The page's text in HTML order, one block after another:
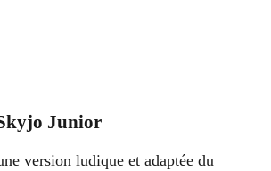
Junior
version ludique et adaptée du